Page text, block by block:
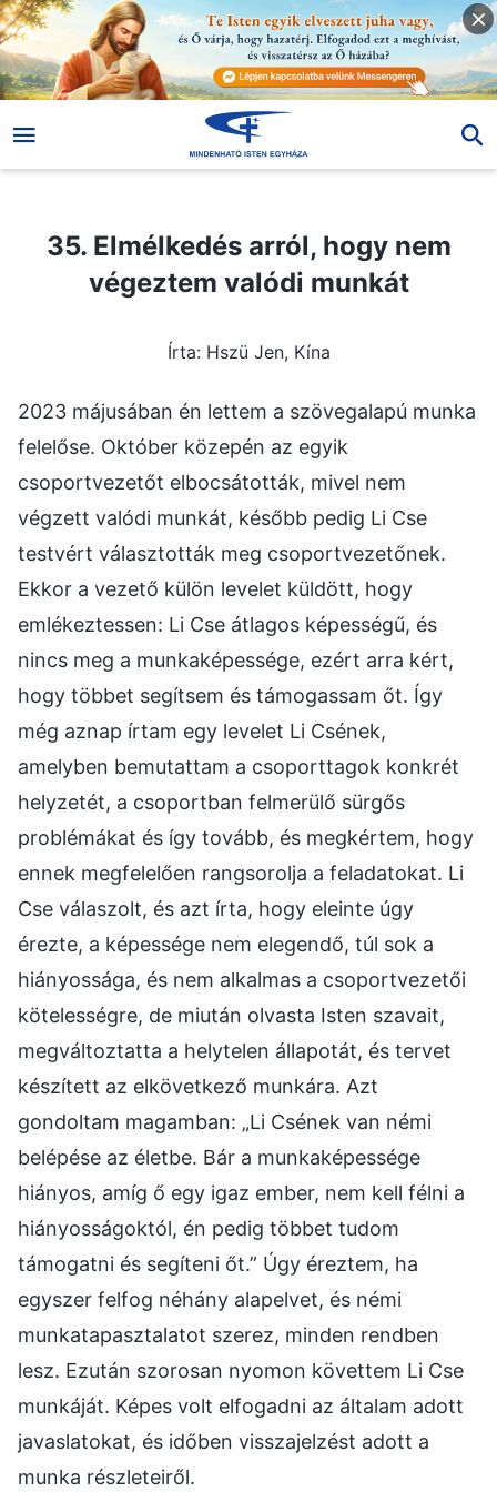
35. Elmélkedés arról, hogy nem
végeztem valódi munkát
Írta: Hszü Jen, Kína
2023 májusában én lettem a szövegalapú munka
felelőse. Október közepén az egyik
csoportvezetőt elbocsátották, mivel nem
végzett valódi munkát, később pedig Li Cse
testvért választották meg csoportvezetőnek.
Ekkor a vezető külön levelet küldött, hogy
emlékeztessen: Li Cse átlagos képességű, és
nincs meg a munkaképessége, ezért arra kért,
hogy többet segítsem és támogassam őt. Így
még aznap írtam egy levelet Li Csének,
amelyben bemutattam a csoporttagok konkrét
helyzetét, a csoportban felmerülő sürgős
problémákat és így tovább, és megkértem, hogy
ennek megfelelően rangsorolja a feladatokat. Li
Cse válaszolt, és azt írta, hogy eleinte úgy
érezte, a képessége nem elegendő, túl sok a
hiányossága, és nem alkalmas a csoportvezetői
kötelességre, de miután olvasta Isten szavait,
megváltoztatta a helytelen állapotát, és tervet
készített az elkövetkező munkára. Azt
gondoltam magamban: „Li Csének van némi
belépése az életbe. Bár a munkaképessége
hiányos, amíg ő egy igaz ember, nem kell félni a
hiányosságoktól, én pedig többet tudom
támogatni és segíteni őt.” Úgy éreztem, ha
egyszer felfog néhány alapelvet, és némi
munkatapasztalatot szerez, minden rendben
lesz. Ezután szorosan nyomon követtem Li Cse
munkáját. Képes volt elfogadni az általam adott
javaslatokat, és időben visszajelzést adott a
munka részleteiről.